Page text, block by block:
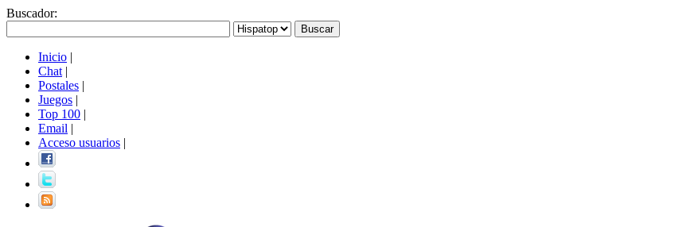
Buscador:
Inicio |
Chat |
Postales |
Juegos |
Top 100 |
Email |
Acceso usuarios |